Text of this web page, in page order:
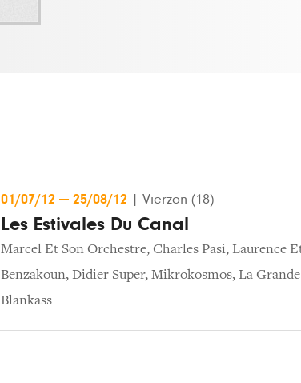
01/07/12 — 25/08/12 Vierzon (18)
Les Estivales Du Canal
Marcel Et Son Orchestre, Charles Pasi, Laurence
Benzakoun, Didier Super, Mikrokosmos, La
Blankass